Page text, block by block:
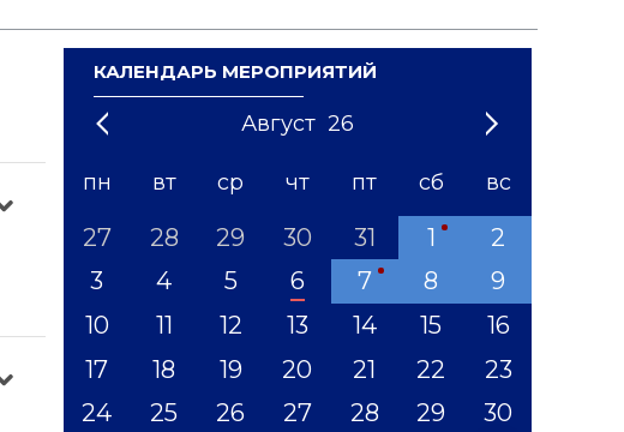
КАЛЕНДАРЬ МЕРОПРИЯТИЙ
Август 26
1 3 5 8 10 12
'21 '23 '24 '25 '26 '27 '28 '29 '31
пн вт ср чт пт сб вс
27 28 29 30 31 1
2
3
4 5 6 7 8
9
10
11 12 13 14 15
16
17
18 19 20 21 22
23
24
25 26 27 28 29
30